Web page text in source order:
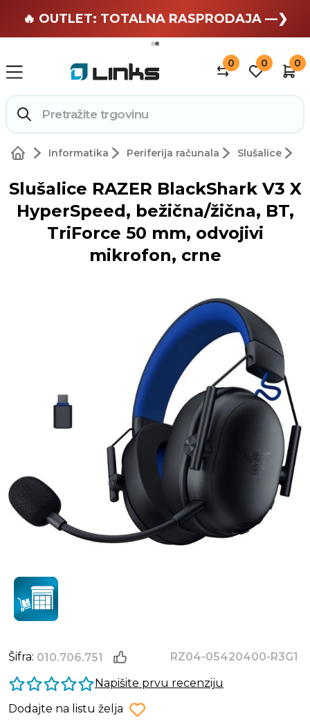
🏄 Zaslužuješ odmor —❯
🔥 OUTLET: TOTALNA RASPRODAJA —❯
0 0 0
Informatika Periferija računala Slušalice
Slušalice RAZER BlackShark V3 X
HyperSpeed, bežična/žična, BT,
TriForce 50 mm, odvojivi
mikrofon, crne
Šifra: 010.706.751
RZ04-05420400-R3G1
Napišite prvu recenziju
Dodajte na listu želja